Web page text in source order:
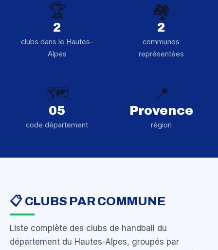
🏆
2
clubs dans le Hautes-
Alpes
🏘️
2
communes
représentées
🗺️
05
code département
📍
Provence
région
📋 CLUBS PAR COMMUNE
Liste complète des clubs de handball du
département du Hautes-Alpes, groupés par